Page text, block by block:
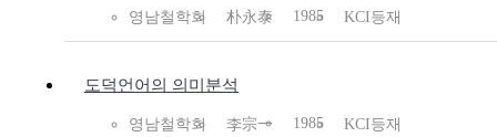
영남철학회 朴永泰 1985 KCI등재
도덕언어의 의미분석
영남철학회 李宗一 1985 KCI등재